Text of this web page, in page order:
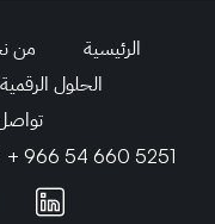
الرئيسية من
الحلول الرقمية
+ 966 54 660 5251